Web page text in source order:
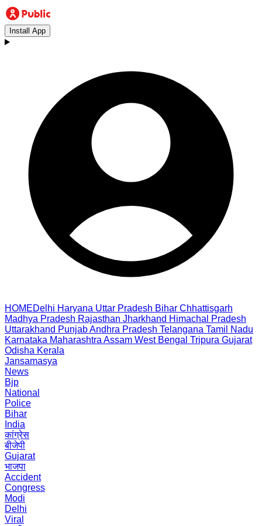
Install App
HOMEDelhi Haryana Uttar Pradesh Bihar Chhattisgarh
Madhya Pradesh Rajasthan Jharkhand Himachal Pradesh
Uttarakhand PunjabAndhra Pradesh Telangana Tamil Nadu
Karnataka Maharashtra Assam West Bengal Tripura Gujarat
Odisha Kerala
Jansamasya
News
Bjp
National
Police
Bihar
India
कांग्रेस
बीजेपी
Gujarat
भाजपा
Accident
Congress
Modi
Delhi
Viral